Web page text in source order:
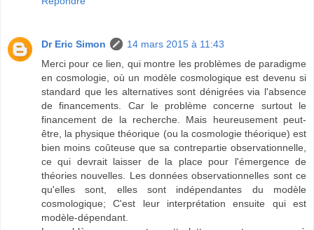
Dr Eric Simon
14 mars 2015 à 11:43
Merci pour ce lien, qui montre les problèmes de paradigme
en cosmologie, où un modèle cosmologique est devenu si
standard que les alternatives sont dénigrées via l'absence
de financements. Car le problème concerne surtout le
financement de la recherche. Mais heureusement peut-
être, la physique théorique (ou la cosmologie théorique) est
bien moins coûteuse que sa contrepartie observationnelle,
ce qui devrait laisser de la place pour l'émergence de
théories nouvelles. Les données observationnelles sont ce
qu'elles sont, elles sont indépendantes du modèle
cosmologique; C'est leur interprétation ensuite qui est
modèle-dépendant.